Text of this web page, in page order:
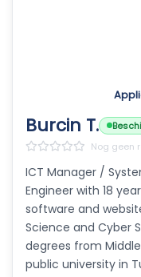
Burcin T.
Nog geen
ICT Manager /
Engineer with 18
software and
Science and Cyber
degrees from
public university in